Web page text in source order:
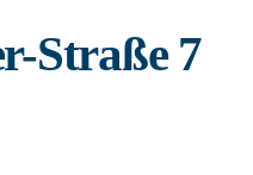
Straße 7